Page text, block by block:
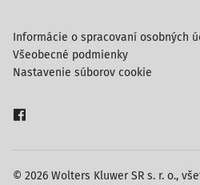
© 2026 Wolters Kluwer SR s. r. o.,
Informácie o spracovaní osobných
Všeobecné podmienky
Nastavenie súborov cookie